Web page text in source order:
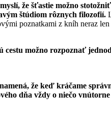
že šťastie možno
štúdiom rôznych filozofií.
poznatkami z kníh neraz
cestu možno rozpoznať
že keď kráčame
dňa vždy o niečo